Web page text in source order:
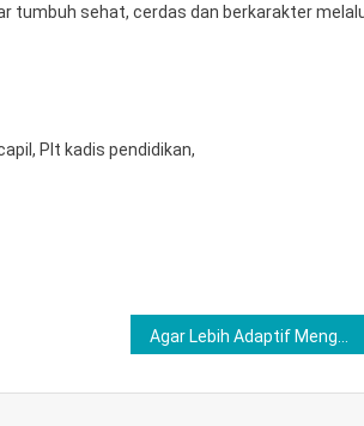
tumbuh sehat, cerdas dan berkarakter
Plt kadis pendidikan,
Agar Lebih Adaptif Menghadapi Tantangan Tugas Kedepannya , Kapolres Lubuklinggau Pimpin upacara Sertijab